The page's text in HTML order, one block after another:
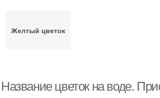
Желтый цветок
Название цветок на воде.